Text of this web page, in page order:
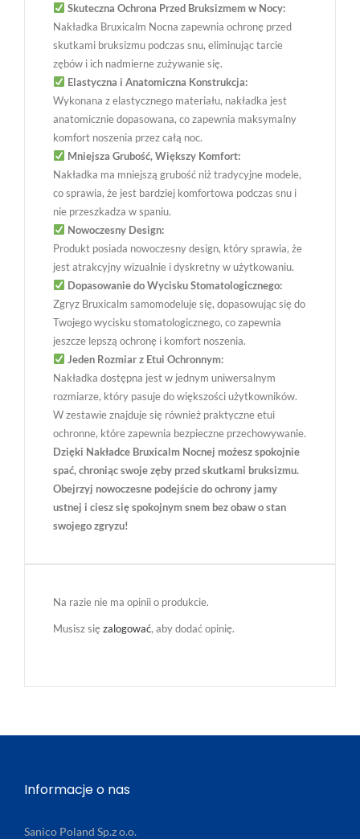
Skuteczna Ochrona Przed Bruksizmem w Nocy:
Nakładka Bruxicalm Nocna zapewnia ochronę przed
skutkami bruksizmu podczas snu, eliminując tarcie
zębów i ich nadmierne zużywanie się.
Elastyczna i Anatomiczna Konstrukcja:
Wykonana z elastycznego materiału, nakładka jest
anatomicznie dopasowana, co zapewnia maksymalny
komfort noszenia przez całą noc.
Mniejsza Grubość, Większy Komfort:
Nakładka ma mniejszą grubość niż tradycyjne modele,
co sprawia, że jest bardziej komfortowa podczas snu i
nie przeszkadza w spaniu.
Nowoczesny Design:
Produkt posiada nowoczesny design, który sprawia, że
jest atrakcyjny wizualnie i dyskretny w użytkowaniu.
Dopasowanie do Wycisku Stomatologicznego:
Zgryz Bruxicalm samomodeluje się, dopasowując się do
Twojego wycisku stomatologicznego, co zapewnia
jeszcze lepszą ochronę i komfort noszenia.
Jeden Rozmiar z Etui Ochronnym:
Nakładka dostępna jest w jednym uniwersalnym
rozmiarze, który pasuje do większości użytkowników.
W zestawie znajduje się również praktyczne etui
ochronne, które zapewnia bezpieczne przechowywanie.
Dzięki Nakładce Bruxicalm Nocnej możesz spokojnie
spać, chroniąc swoje zęby przed skutkami bruksizmu.
Obejrzyj nowoczesne podejście do ochrony jamy
ustnej i ciesz się spokojnym snem bez obaw o stan
swojego zgryzu!
Na razie nie ma opinii o produkcie.
Musisz sięzalogować, aby dodać opinię.
Informacje o nas
Sanico Poland Sp.z o.o.